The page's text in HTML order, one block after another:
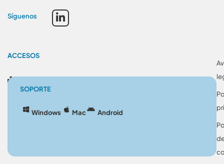
Síguenos
ACCESOS
SOPORTE
Windows Mac Android